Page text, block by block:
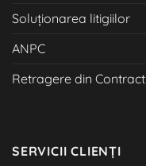
Soluționarea litigiilor
ANPC
Retragere din Contract
SERVICII CLIENȚI